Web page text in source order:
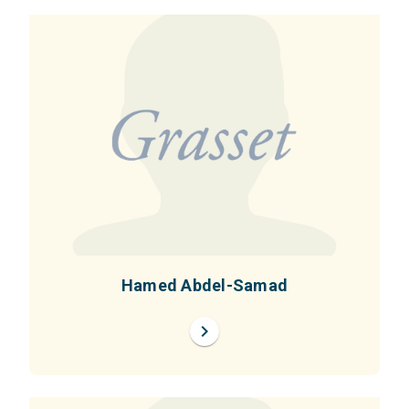
Hamed Abdel-Samad
chevron_right